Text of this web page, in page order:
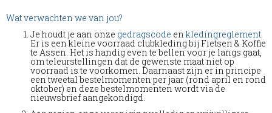
Wat verwachten we van jou?
Je houdt je aan onze gedragscode en kledingreglement.
Er is een kleine voorraad clubkleding bij Fietsen & Koffie
te Assen. Het is handig even te bellen voor je langs gaat,
om teleurstellingen dat de gewenste maat niet op
voorraad is te voorkomen. Daarnaast zijn er in principe
een tweetal bestelmomenten per jaar (rond april en rond
oktober) en deze bestelmomenten wordt via de
nieuwsbrief aangekondigd.